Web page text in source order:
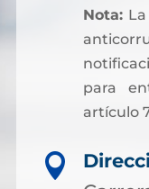
Nota:La
para
artículo
